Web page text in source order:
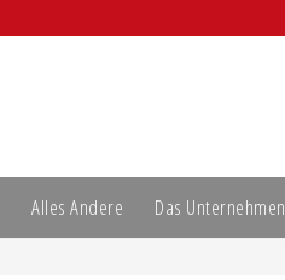
Alles Andere Das Unternehmen